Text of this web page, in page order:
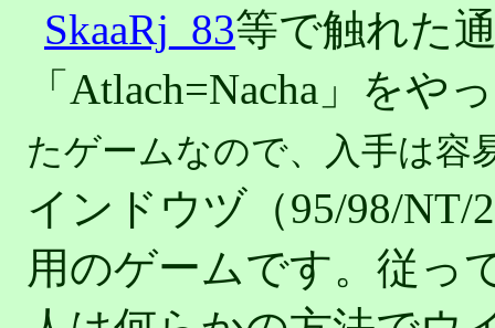
SkaaRj_83等で触れた
「Atlach=Nacha」をや
たゲームなので、入手は容
インドウヅ（95/98/
用のゲームです。従っ